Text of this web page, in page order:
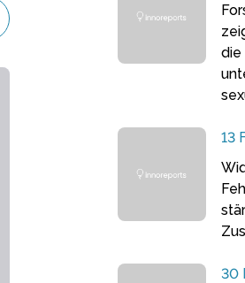
die
13
30